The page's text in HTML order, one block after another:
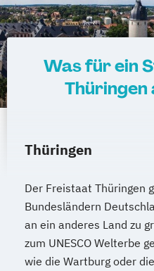
Was für ein
Thüringen
Thüringen
Der Freistaat Thüringen
Bundesländern
an ein anderes Land zu
zum UNESCO Welterbe
wie die Wartburg oder